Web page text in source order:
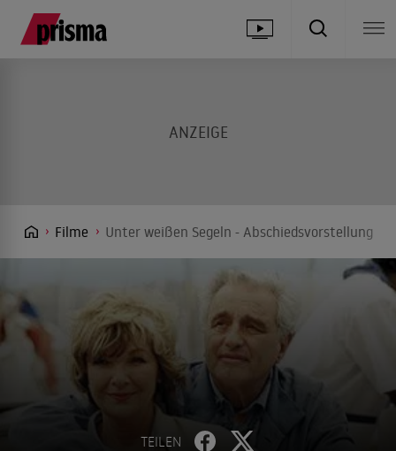
Filme Unter weißen Segeln - Abschiedsvorstellung
TEILEN